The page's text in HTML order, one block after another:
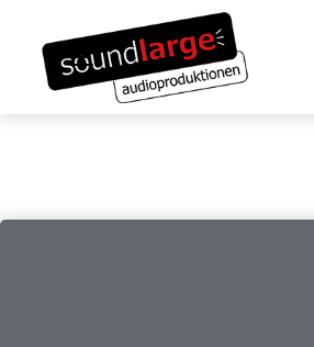
überspringen
Inhalt
springen